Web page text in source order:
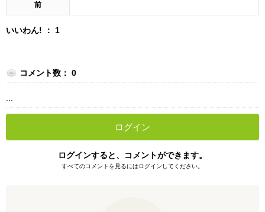
前
いいわん! ： 1
コメント数： 0
...
ログイン
ログインすると、コメントができます。
すべてのコメントを見るにはログインしてください。